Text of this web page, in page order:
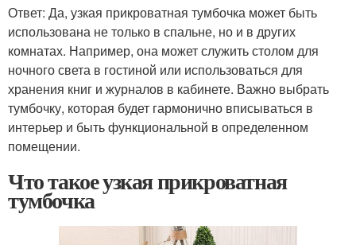
Ответ: Да, узкая прикроватная тумбочка может быть
использована не только в спальне, но и в других
комнатах. Например, она может служить столом для
ночного света в гостиной или использоваться для
хранения книг и журналов в кабинете. Важно выбрать
тумбочку, которая будет гармонично вписываться в
интерьер и быть функциональной в определенном
помещении.
Что такое узкая прикроватная
тумбочка